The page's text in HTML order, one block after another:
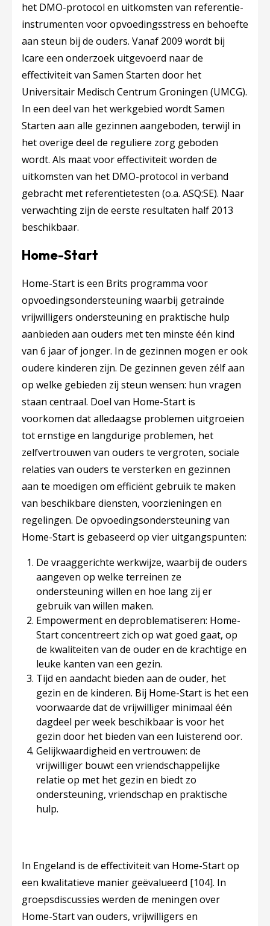
het DMO-protocol en uitkomsten van referentie-
instrumenten voor opvoedingsstress en behoefte
aan steun bij de ouders. Vanaf 2009 wordt bij
Icare een onderzoek uitgevoerd naar de
effectiviteit van Samen Starten door het
Universitair Medisch Centrum Groningen (UMCG).
In een deel van het werkgebied wordt Samen
Starten aan alle gezinnen aangeboden, terwijl in
het overige deel de reguliere zorg geboden
wordt. Als maat voor effectiviteit worden de
uitkomsten van het DMO-protocol in verband
gebracht met referentietesten (o.a. ASQ:SE). Naar
verwachting zijn de eerste resultaten half 2013
beschikbaar.
Home-Start
Home-Start is een Brits programma voor
opvoedingsondersteuning waarbij getrainde
vrijwilligers ondersteuning en praktische hulp
aanbieden aan ouders met ten minste één kind
van 6 jaar of jonger. In de gezinnen mogen er ook
oudere kinderen zijn. De gezinnen geven zélf aan
op welke gebieden zij steun wensen: hun vragen
staan centraal. Doel van Home-Start is
voorkomen dat alledaagse problemen uitgroeien
tot ernstige en langdurige problemen, het
zelfvertrouwen van ouders te vergroten, sociale
relaties van ouders te versterken en gezinnen
aan te moedigen om efficiënt gebruik te maken
van beschikbare diensten, voorzieningen en
regelingen. De opvoedingsondersteuning van
Home-Start is gebaseerd op vier uitgangspunten:
De vraaggerichte werkwijze, waarbij de ouders
aangeven op welke terreinen ze
ondersteuning willen en hoe lang zij er
gebruik van willen maken.
Empowerment en deproblematiseren: Home-
Start concentreert zich op wat goed gaat, op
de kwaliteiten van de ouder en de krachtige en
leuke kanten van een gezin.
Tijd en aandacht bieden aan de ouder, het
gezin en de kinderen. Bij Home-Start is het een
voorwaarde dat de vrijwilliger minimaal één
dagdeel per week beschikbaar is voor het
gezin door het bieden van een luisterend oor.
Gelijkwaardigheid en vertrouwen: de
vrijwilliger bouwt een vriendschappelijke
relatie op met het gezin en biedt zo
ondersteuning, vriendschap en praktische
hulp.
In Engeland is de effectiviteit van Home-Start op
een kwalitatieve manier geëvalueerd [104]. In
groepsdiscussies werden de meningen over
Home-Start van ouders, vrijwilligers en